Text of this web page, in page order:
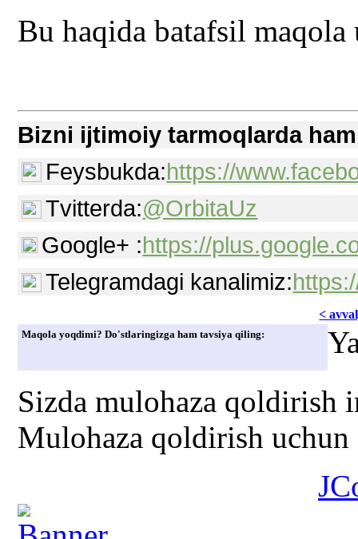
Bu haqida batafsil
Bizni ijtimoiy tarmoqlarda
Feysbukda:https://
Tvitterda:@OrbitaUz
Google+ :https://
Telegramdagi kanalimiz:
<
Maqola yoqdimi? Do'stlaringizga ham tavsiya qiling:
Sizda mulohaza qoldirish
Mulohaza qoldirish